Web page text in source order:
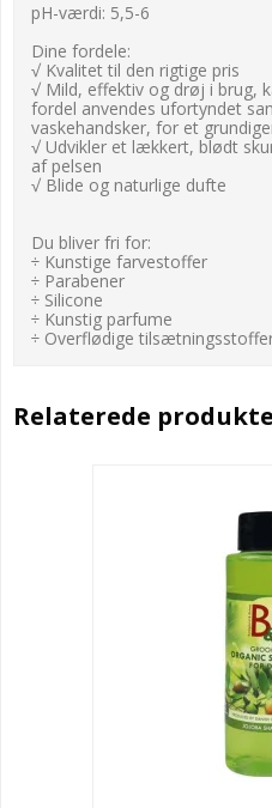
​pH-værdi: 5,5-6
Dine fordele:
√ Kvalitet til den rigtige pris
√ Mild, effektiv og drøj i brug,
fordel anvendes ufortyndet
vaskehandsker, for et
√ Udvikler et lækkert, blødt
af pelsen
√ Blide og naturlige dufte
Du bliver fri for:
÷ Kunstige farvestoffer
÷ Parabener
÷ Silicone
÷ Kunstig parfume
÷ Overflødige
Relaterede